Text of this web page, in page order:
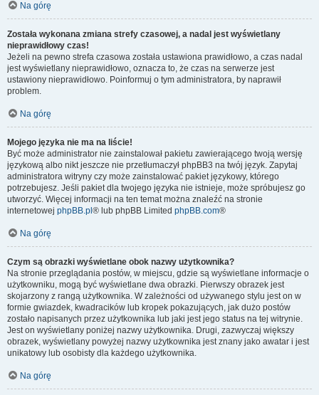
Na górę
Została wykonana zmiana strefy czasowej, a nadal jest wyświetlany
nieprawidłowy czas!
Jeżeli na pewno strefa czasowa została ustawiona prawidłowo, a czas nadal
jest wyświetlany nieprawidłowo, oznacza to, że czas na serwerze jest
ustawiony nieprawidłowo. Poinformuj o tym administratora, by naprawił
problem.
Na górę
Mojego języka nie ma na liście!
Być może administrator nie zainstalował pakietu zawierającego twoją wersję
językową albo nikt jeszcze nie przetłumaczył phpBB3 na twój język. Zapytaj
administratora witryny czy może zainstalować pakiet językowy, którego
potrzebujesz. Jeśli pakiet dla twojego języka nie istnieje, może spróbujesz go
utworzyć. Więcej informacji na ten temat można znaleźć na stronie
internetowej phpBB.pl ® lub phpBB Limited phpBB.com®
Na górę
Czym są obrazki wyświetlane obok nazwy użytkownika?
Na stronie przeglądania postów, w miejscu, gdzie są wyświetlane informacje o
użytkowniku, mogą być wyświetlane dwa obrazki. Pierwszy obrazek jest
skojarzony z rangą użytkownika. W zależności od używanego stylu jest on w
formie gwiazdek, kwadracików lub kropek pokazujących, jak dużo postów
zostało napisanych przez użytkownika lub jaki jest jego status na tej witrynie.
Jest on wyświetlany poniżej nazwy użytkownika. Drugi, zazwyczaj większy
obrazek, wyświetlany powyżej nazwy użytkownika jest znany jako awatar i jest
unikatowy lub osobisty dla każdego użytkownika.
Na górę